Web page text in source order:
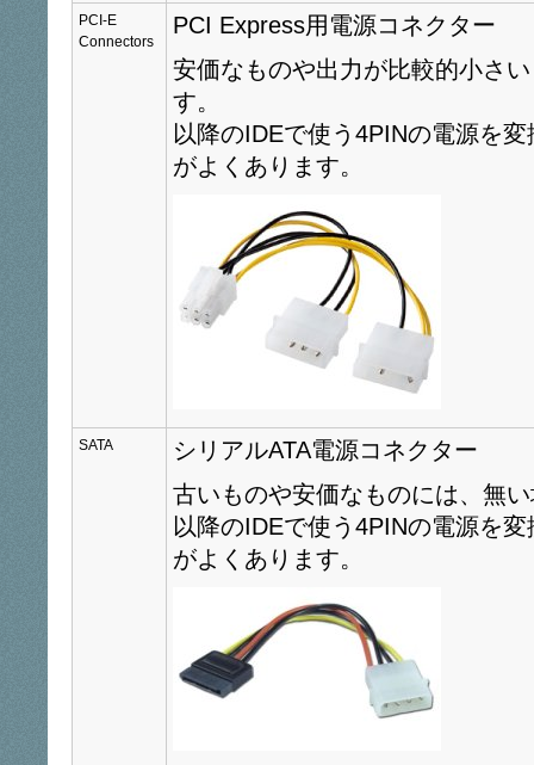
PCI-E
Connectors
PCI Express用電源コネクター
安価なものや出力が比較的小さ
す。
以降のIDEで使う4PINの電源を
がよくあります。
SATA
シリアルATA電源コネクター
古いものや安価なものには、無
以降のIDEで使う4PINの電源を
がよくあります。